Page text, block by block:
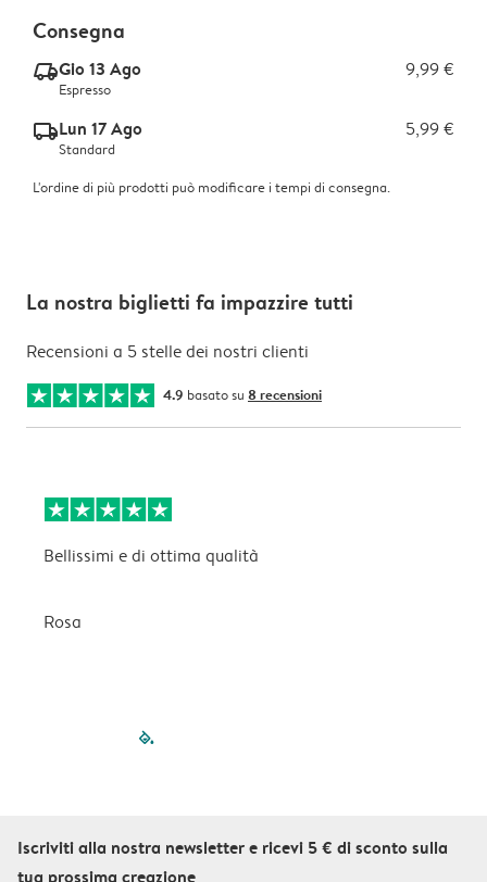
Consegna
delivery_express_v2Gio 13 Ago 9,99 €
Espresso
delivery_standard_v2Lun 17 Ago 5,99 €
Standard
L'ordine di più prodotti può modificare i tempi di consegna.
La nostra biglietti fa impazzire tutti
Recensioni a 5 stelle dei nostri clienti
4.9 basato su 8 recensioni
Bellissimi e di ottima qualità
Rosa
filled-pagination
Iscriviti alla nostra newsletter e ricevi 5 € di sconto sulla
tua prossima creazione